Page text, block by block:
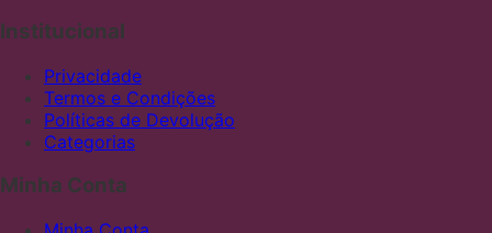
Institucional
Privacidade
Termos e Condições
Políticas de Devolução
Categorias
Minha Conta